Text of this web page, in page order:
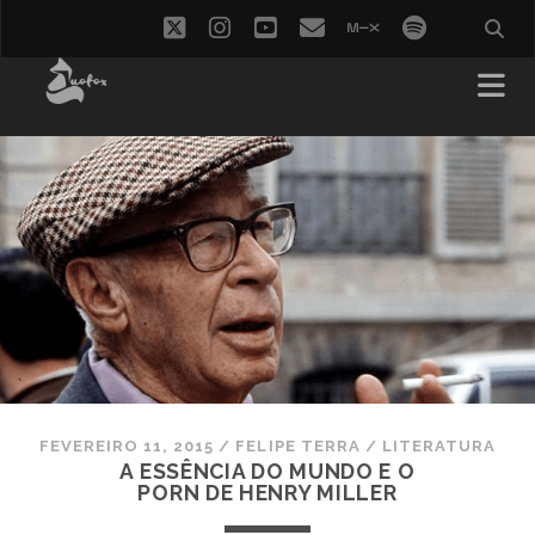
twitterinstagram
youtube
emailmixcloud
spotify
FEVEREIRO 11, 2015 / FELIPE TERRA / LITERATURA
A ESSÊNCIA DO MUNDO E O
PORN DE HENRY MILLER